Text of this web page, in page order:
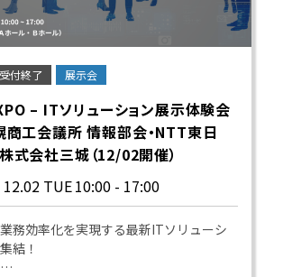
受付終了 展示会
– ITソリューション展示体験会
商工会議所 情報部会・NTT東日
式会社三城（12/02開催）
12.02 TUE10:00 - 17:00
務効率化を実現する最新ITソリューシ
結！
…